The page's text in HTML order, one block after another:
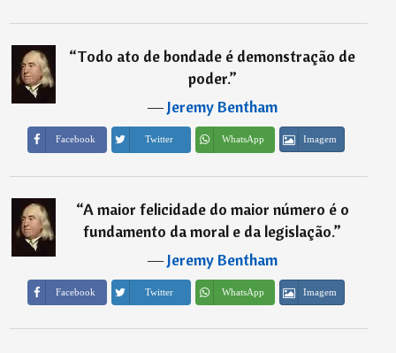
“Todo ato de bondade é demonstração de
poder.”
―Jeremy Bentham
Facebook Twitter WhatsApp Imagem
“A maior felicidade do maior número é o
fundamento da moral e da legislação.”
―Jeremy Bentham
Facebook Twitter WhatsApp Imagem